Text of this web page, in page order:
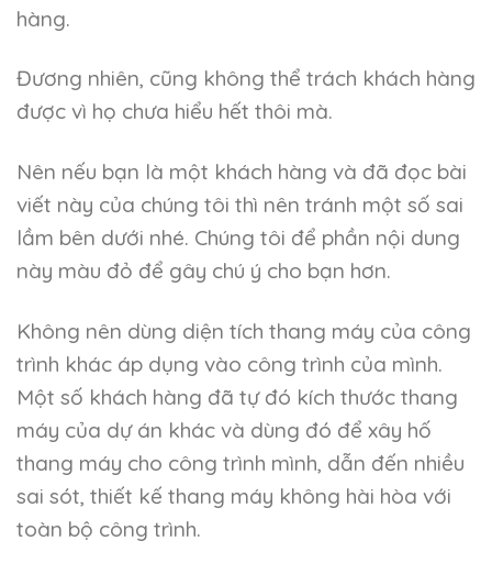
hàng.
Đương nhiên, cũng không thể trách khách hàng
được vì họ chưa hiểu hết thôi mà.
Nên nếu bạn là một khách hàng và đã đọc bài
viết này của chúng tôi thì nên tránh một số sai
lầm bên dưới nhé. Chúng tôi để phần nội dung
này màu đỏ để gây chú ý cho bạn hơn.
Không nên dùng diện tích thang máy của công
trình khác áp dụng vào công trình của mình.
Một số khách hàng đã tự đó kích thước thang
máy của dự án khác và dùng đó để xây hố
thang máy cho công trình mình, dẫn đến nhiều
sai sót, thiết kế thang máy không hài hòa với
toàn bộ công trình.